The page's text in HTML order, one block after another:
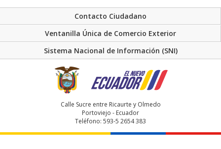
Contacto Ciudadano
Ventanilla Única de Comercio Exterior
Sistema Nacional de Información (SNI)
Calle Sucre entre Ricaurte y Olmedo
Portoviejo - Ecuador
Teléfono: 593-5 2654 383